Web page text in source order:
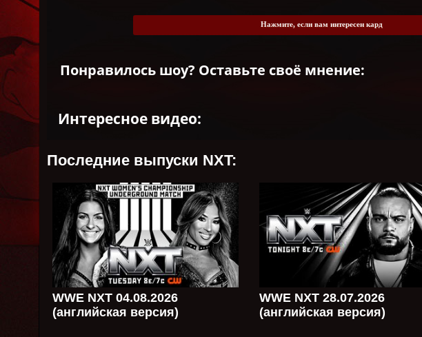
Нажмите, если вам интересен кард
Понравилось шоу? Оставьте своё мнение:
Интересное видео:
Последние выпуски NXT:
WWE NXT 04.08.2026
(английская версия)
WWE NXT 28.07.2026
(английская версия)